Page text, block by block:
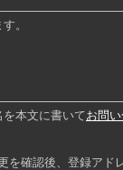
。
本文に書いてお問
を確認後、登録アド